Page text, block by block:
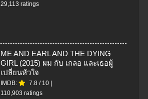
29,113 ratings
ME AND EARL AND THE DYING
GIRL (2015) ผม กับ เกลอ และเธอผู้
เปลี่ยนหัวใจ
IMDB: 7.8 / 10
110,903 ratings